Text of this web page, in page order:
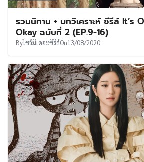
รวมนิทาน + บทวิเคราะห์ ซีรีส์ It’s
Okay ฉบับที่ 2 (EP.9-16)
Byโชว์มีเดอะซีรีส์On13/08/2020